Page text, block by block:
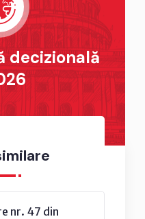
decizională
nr. 47 din